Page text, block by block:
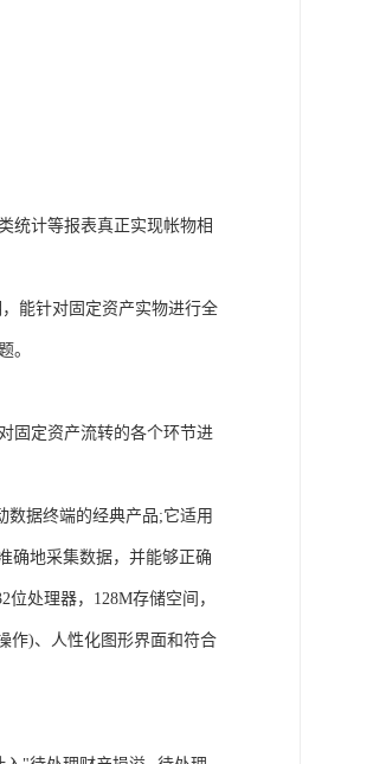
统计等报表真正实现帐物相
能针对固定资产实物进行全
。
固定资产流转的各个环节进
数据终端的经典产品;它适用
确地采集数据，并能够正确
处理器，128M存储空间，
作)、人性化图形界面和符合